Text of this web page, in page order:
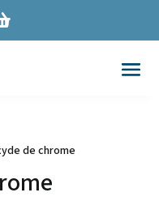
de chrome